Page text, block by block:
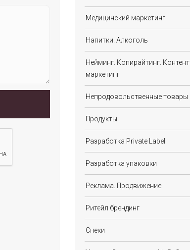
Медицинский маркетинг
Напитки. Алкоголь
Нейминг. Копирайтинг. Контент
маркетинг
Непродовольственные товары
Продукты
Разработка Private Label
Разработка упаковки
Реклама. Продвижение
Ритейл брендинг
Снеки